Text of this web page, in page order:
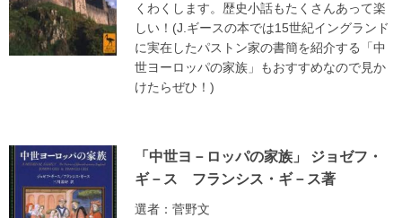
くわくします。歴史小話もたくさんあって楽
しい！(J.ギースの本では15世紀イングランド
に実在したパストン家の書簡を紹介する「中
世ヨーロッパの家族」もおすすめなので見か
けたらぜひ！)
「中世ヨ－ロッパの家族」 ジョゼフ・
ギ－ス フランシス・ギ－ス著
選者：菅野文